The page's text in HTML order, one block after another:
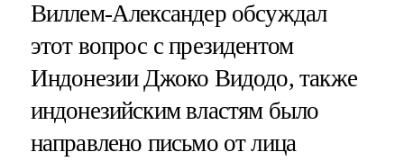
Виллем-Александер обсуждал
этот вопрос с президентом
Индонезии Джоко Видодо, также
индонезийским властям было
направлено письмо от лица